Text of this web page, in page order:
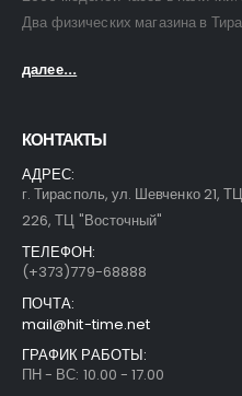
Два физических магазина в
далее...
КОНТАКТЫ
АДРЕС:
г. Тирасполь, ул. Шевченко 21,
226, ТЦ "Восточный"
ТЕЛЕФОН:
(+373)779-68888
ПОЧТА:
mail@hit-time.net
ГРАФИК РАБОТЫ:
ПН - ВС: 10.00 - 17.00